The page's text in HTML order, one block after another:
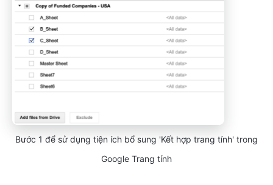
Bước 1 để sử dụng tiện ích bổ sung 'Kết hợp trang tính' trong
Google Trang tính